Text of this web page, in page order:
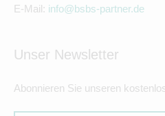
E-Mail: info@bsbs-partner.de
Unser Newsletter
Abonnieren Sie unseren